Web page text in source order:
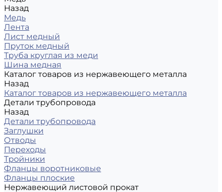
Назад
Медь
Лента
Лист медный
Пруток медный
Труба круглая из меди
Шина медная
Каталог товаров из нержавеющего металла
Назад
Каталог товаров из нержавеющего металла
Детали трубопровода
Назад
Детали трубопровода
Заглушки
Отводы
Переходы
Тройники
Фланцы воротниковые
Фланцы плоские
Нержавеющий листовой прокат